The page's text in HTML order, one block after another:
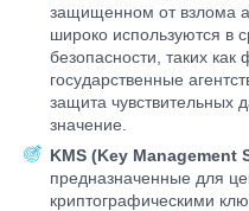
защищенном от взлома
широко используются в
безопасности, таких
государственные
защита
значение.
KMS (Key Management
предназначенные для
криптографическими